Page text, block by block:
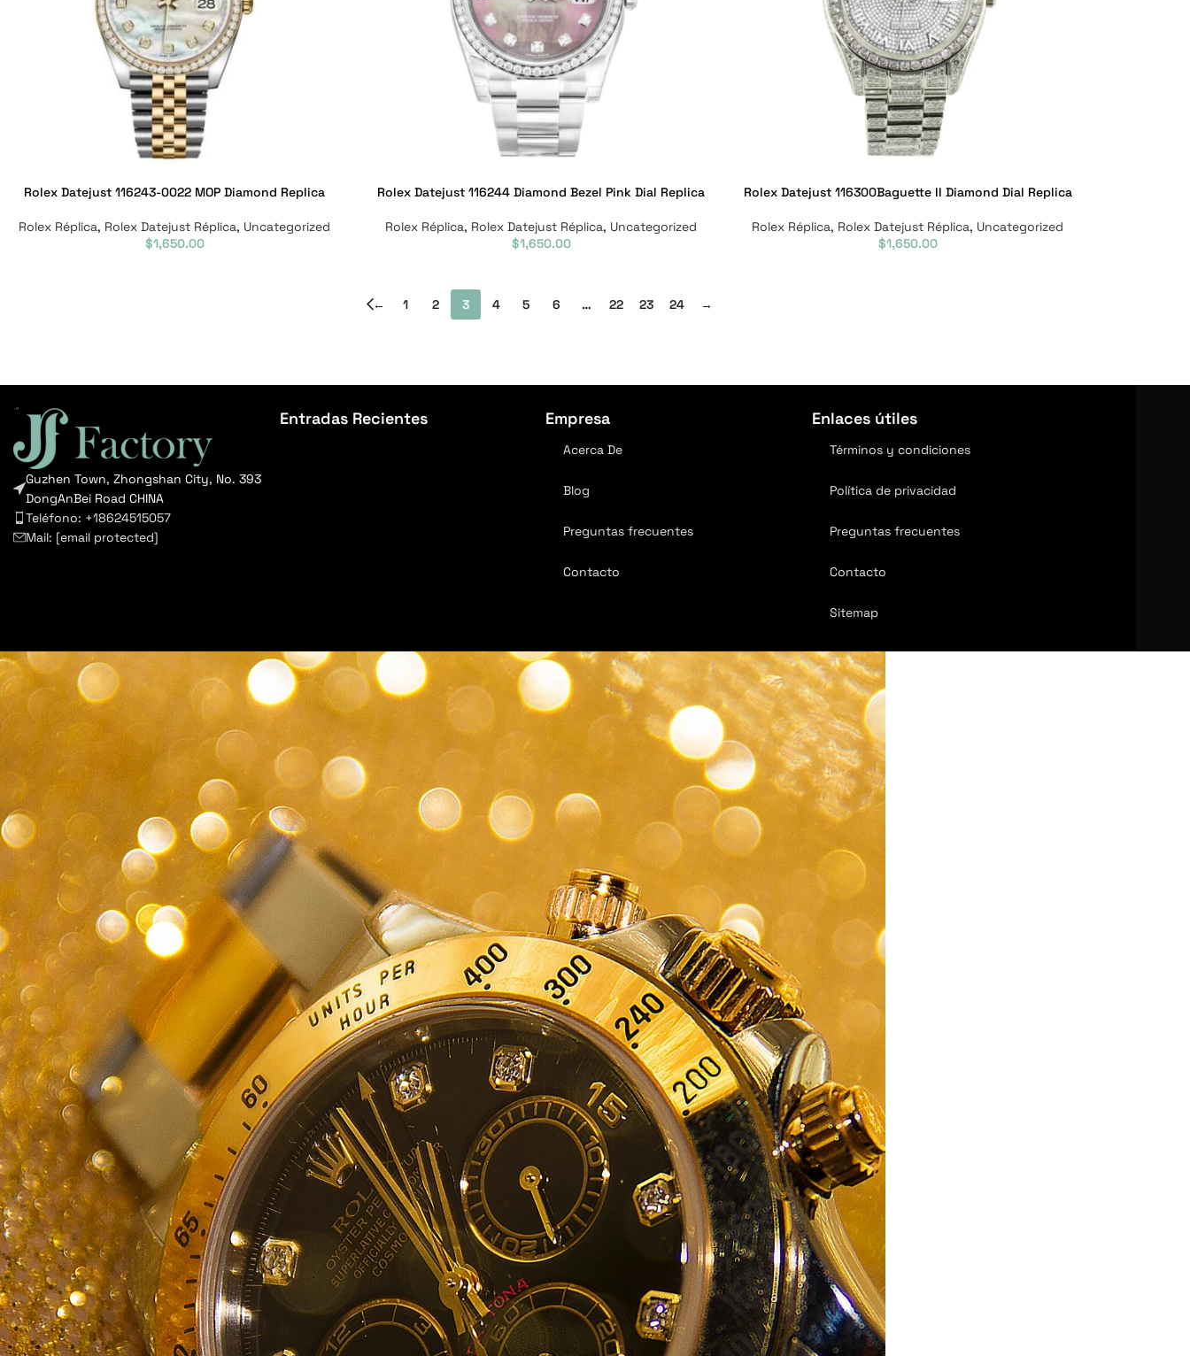
Rolex Datejust 116243-0022 MOP Diamond Replica
Rolex Réplica, Rolex Datejust Réplica, Uncategorized
$1,650.00
Rolex Datejust 116244 Diamond Bezel Pink Dial Replica
Rolex Réplica, Rolex Datejust Réplica, Uncategorized
$1,650.00
Rolex Datejust 116300Baguette II Diamond Dial Replica
Rolex Réplica, Rolex Datejust Réplica, Uncategorized
$1,650.00
← 1 2 3 4 5 6 … 22 23 24 →
Guzhen Town, Zhongshan City, No. 393
DongAnBei Road CHINA
Teléfono: +18624515057
Mail: [email protected]
Entradas Recientes Empresa
Acerca De
Blog
Preguntas frecuentes
Contacto
Enlaces útiles
Términos y condiciones
Política de privacidad
Preguntas frecuentes
Contacto
Sitemap